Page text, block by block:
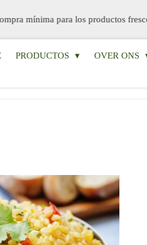
mínima para los productos
PRODUCTOS OVER ONS